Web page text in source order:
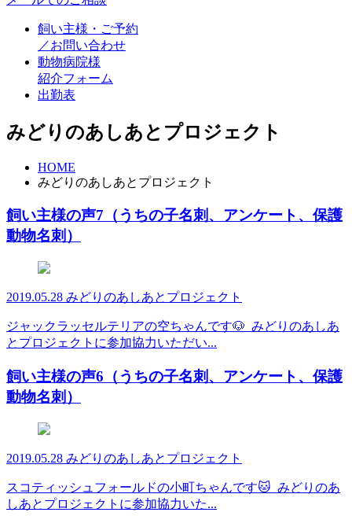
飼い主様・ご予約
／お問い合わせ
動物病院様
紹介フォーム
出勤表
みどりのあしあとプロジェクト
HOME
みどりのあしあとプロジェクト
飼い主様の声7（うちの子名刺、アンケート、保護
動物名刺）
2019.05.28 みどりのあしあとプロジェクト
ジャックラッセルテリアの空ちゃんです🐶 みどりのあしあ
とプロジェクトに参加協力いただい...
飼い主様の声6（うちの子名刺、アンケート、保護
動物名刺）
2019.05.28 みどりのあしあとプロジェクト
スコティッシュフォールドの小町ちゃんです🐱 みどりのあ
しあとプロジェクトに参加協力いた...